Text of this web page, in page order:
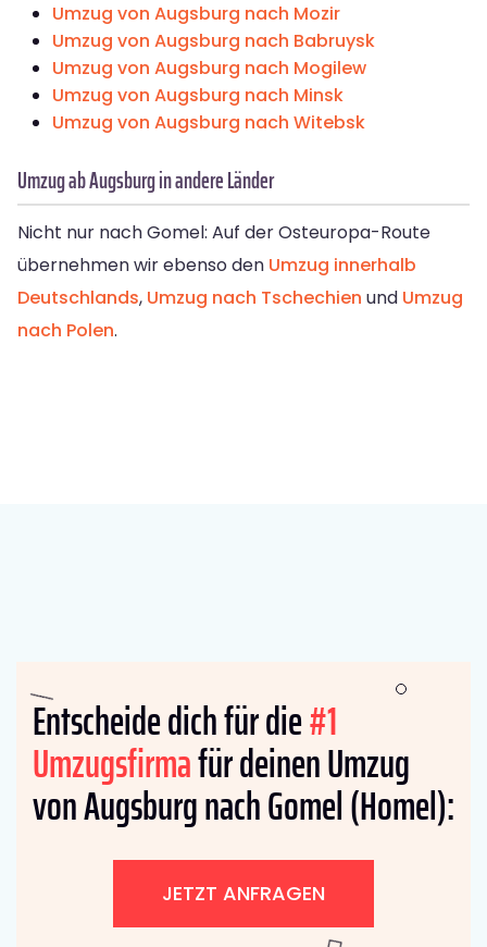
Umzug von Augsburg nach Mozir
Umzug von Augsburg nach Babruysk
Umzug von Augsburg nach Mogilew
Umzug von Augsburg nach Minsk
Umzug von Augsburg nach Witebsk
Umzug ab Augsburg in andere Länder
Nicht nur nach Gomel: Auf der Osteuropa-Route
übernehmen wir ebenso den Umzug innerhalb
Deutschlands, Umzug nach Tschechien und Umzug
nach Polen.
Entscheide dich für die#1
Umzugsfirmafür deinen Umzug
von Augsburg nach Gomel (Homel):
JETZT ANFRAGEN